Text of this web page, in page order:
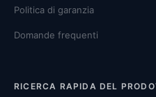
Politica di garanzia
Domande frequenti
RICERCA RAPIDA DEL